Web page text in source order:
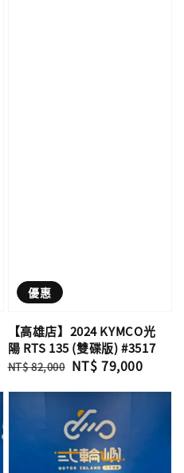
優惠
【高雄店】2024 KYMCO光
陽 RTS 135 (雙碟版) #3517
Regular
NT$ 82,000 Sale
NT$ 79,000